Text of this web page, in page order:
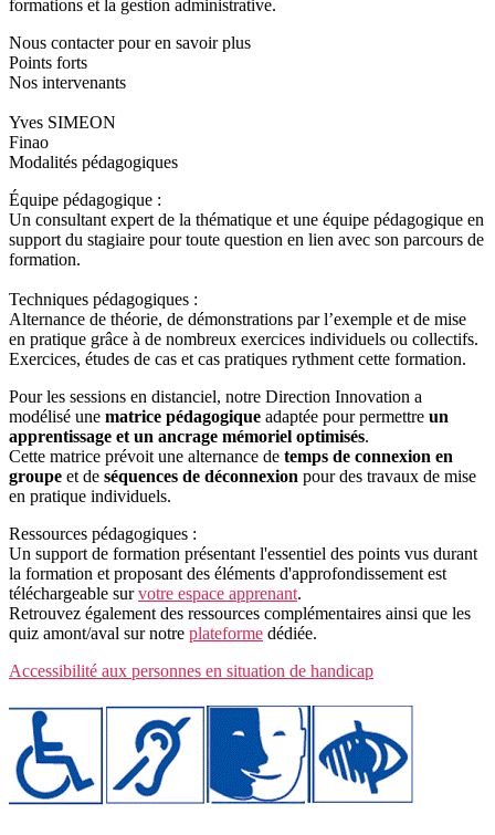
formations et la gestion administrative.
Nous contacter pour en savoir plus
Points forts
Nos intervenants
Yves SIMEON
Finao
Modalités pédagogiques
Équipe pédagogique :
Un consultant expert de la thématique et une équipe pédagogique en
support du stagiaire pour toute question en lien avec son parcours de
formation.
Techniques pédagogiques :
Alternance de théorie, de démonstrations par l’exemple et de mise
en pratique grâce à de nombreux exercices individuels ou collectifs.
Exercices, études de cas et cas pratiques rythment cette formation.
Pour les sessions en distanciel, notre Direction Innovation a
modélisé une matrice pédagogique adaptée pour permettre un
apprentissage et un ancrage mémoriel optimisés.
Cette matrice prévoit une alternance de temps de connexion en
groupe et de séquences de déconnexion pour des travaux de mise
en pratique individuels.
Ressources pédagogiques :
Un support de formation présentant l'essentiel des points vus durant
la formation et proposant des éléments d'approfondissement est
téléchargeable survotre espace apprenant.
Retrouvez également des ressources complémentaires ainsi que les
quiz amont/aval sur notre plateforme dédiée.
Accessibilité aux personnes en situation de handicap